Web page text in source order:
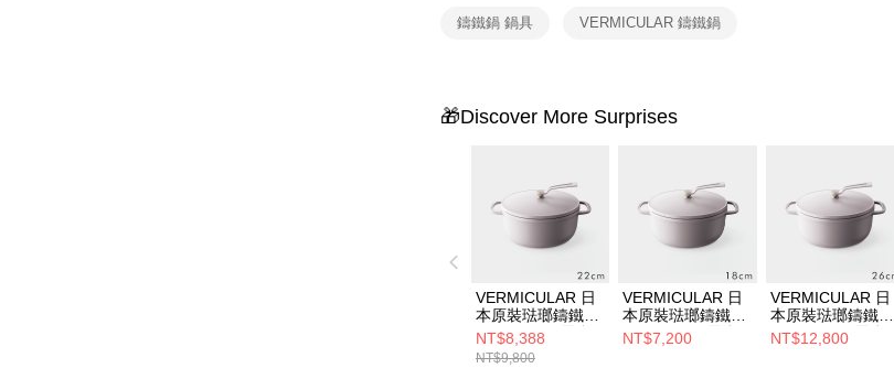
鑄鐵鍋 鍋具 VERMICULAR 鑄鐵鍋
🎁Discover More Surprises
VERMICULAR 日
本原裝琺瑯鑄鐵鍋
OP2 22cm (雲彩
粉)
NT$8,388
NT$9,800
VERMICULAR 日
本原裝琺瑯鑄鐵鍋
OP2 18cm (雲彩
NT$7,200
VERMICULAR 日
本原裝琺瑯鑄鐵鍋
OP2 26cm (雲彩
NT$12,800